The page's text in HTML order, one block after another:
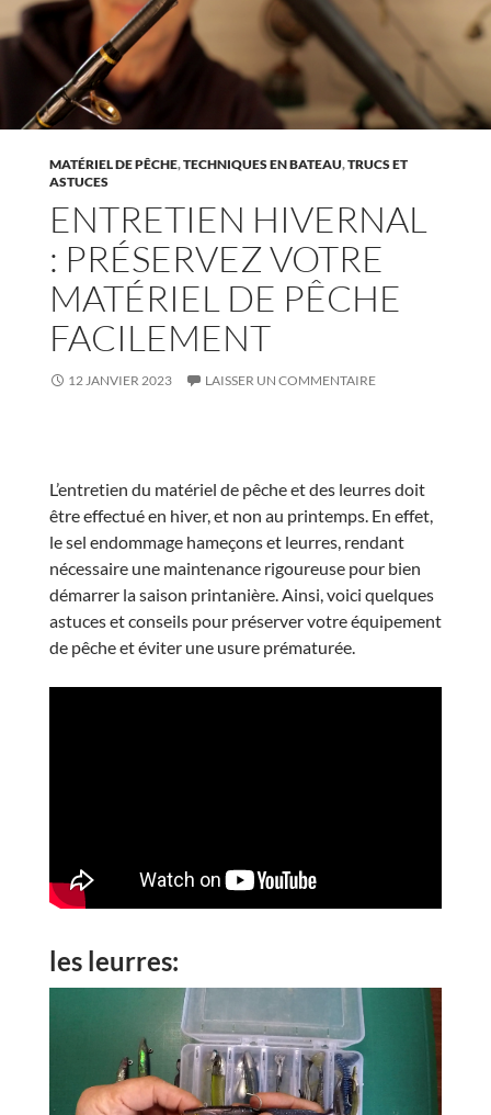
MATÉRIEL DE PÊCHE,TECHNIQUES EN BATEAU,TRUCS ET
ASTUCES
ENTRETIEN HIVERNAL
: PRÉSERVEZ VOTRE
MATÉRIEL DE PÊCHE
FACILEMENT
12 JANVIER 2023 LAISSER UN COMMENTAIRE
L’entretien du matériel de pêche et des leurres doit
être effectué en hiver, et non au printemps. En effet,
le sel endommage hameçons et leurres, rendant
nécessaire une maintenance rigoureuse pour bien
démarrer la saison printanière. Ainsi, voici quelques
astuces et conseils pour préserver votre équipement
de pêche et éviter une usure prématurée.
les leurres: